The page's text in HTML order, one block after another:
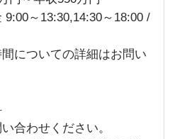
9:00～13:30,14:30～18:00 /
についての詳細はお問い
合わせください。